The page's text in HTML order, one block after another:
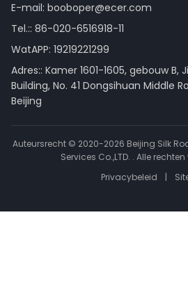
E-mail: booboper@ecer.com
Tel.:: 86-020-6516918-11
WatAPP: 19219221299
Adres:: Kamer 1601-1605, gebouw
Building, No. 41 Dongsihuan Middle
Beijing
Auteursrecht © 2020-2026 Beijing Silk
Services Co.,LTD. . Alle
Privacybeleid
|